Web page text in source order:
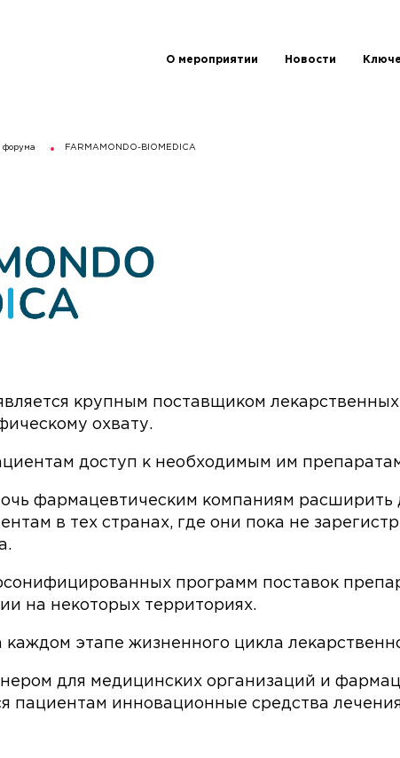
О мероприятии Новости
форума FARMAMONDO-BIOMEDICA
крупным поставщиком
охвату.
доступ к необходимым им
фармацевтическим компаниям расширить
в тех странах, где они пока не
программ поставок
на некоторых территориях.
этапе жизненного цикла
для медицинских организаций и
пациентам инновационные средства